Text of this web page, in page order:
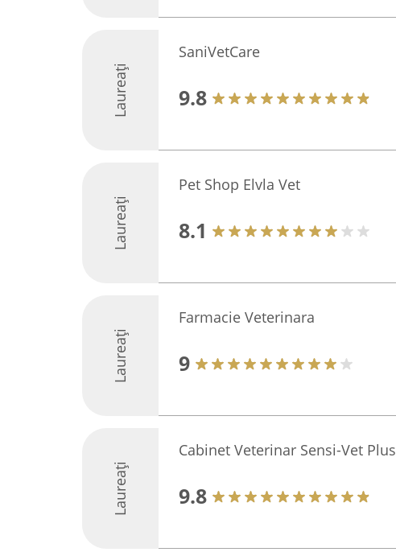
Laureați
SaniVetCare
9.8
Laureați
Pet Shop Elvla Vet
8.1
Laureați
Farmacie Veterinara
9
Laureați
Cabinet Veterinar Sensi-Vet Plus
9.8